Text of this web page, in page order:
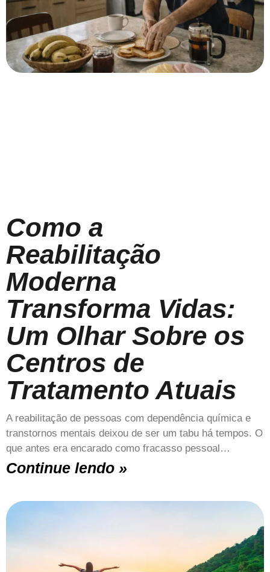
Como a
Reabilitação
Moderna
Transforma Vidas:
Um Olhar Sobre os
Centros de
Tratamento Atuais
A reabilitação de pessoas com dependência química e
transtornos mentais deixou de ser um tabu há tempos. O
que antes era encarado como fracasso pessoal…
Continue lendo »